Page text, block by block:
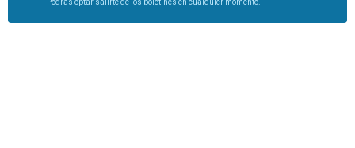
Podrás optar salirte de los boletines en cualquier momento.